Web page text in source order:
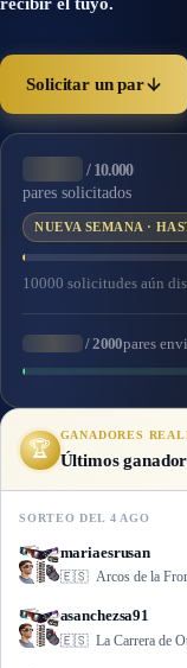
Solicitar un par
/ 10.000
pares solicitados
NUEVA SEMANA ·
10000 solicitudes aún
/ 2000pares
🏆
GANADORES
Últimos
SORTEO DEL 4 AGO
mariaesrusan
🇪🇸 Arcos de la
asanchezsa91
🇪🇸 La Carrera de